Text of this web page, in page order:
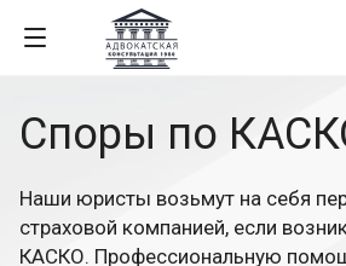
Споры по
Наши юристы возьмут на себя
страховой компанией, если
КАСКО. Профессиональную